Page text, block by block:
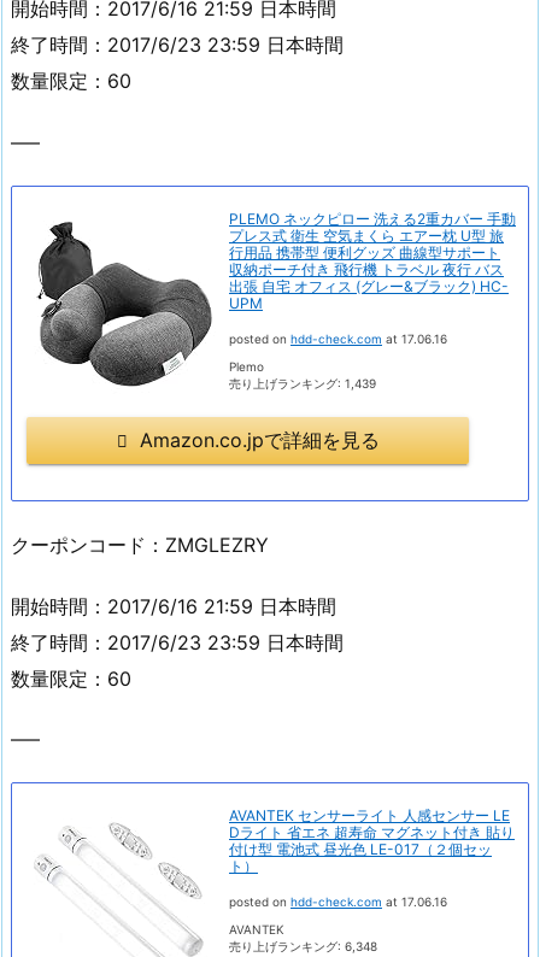
開始時間：2017/6/16 21:59 日本時間
終了時間：2017/6/23 23:59 日本時間
数量限定：60
—–
PLEMO ネックピロー 洗える2重カバー 手動
プレス式 衛生 空気まくら エアー枕 U型 旅
行用品 携帯型 便利グッズ 曲線型サポート
収納ポーチ付き 飛行機 トラベル 夜行 バス
出張 自宅 オフィス (グレー&ブラック) HC-
UPM
posted on hdd-check.com at 17.06.16
Plemo
売り上げランキング: 1,439
Amazon.co.jpで詳細を見る
クーポンコード：ZMGLEZRY
開始時間：2017/6/16 21:59 日本時間
終了時間：2017/6/23 23:59 日本時間
数量限定：60
—–
AVANTEK センサーライト 人感センサー LE
Dライト 省エネ 超寿命 マグネット付き 貼り
付け型 電池式 昼光色 LE-017（２個セッ
ト）
posted on hdd-check.com at 17.06.16
AVANTEK
売り上げランキング: 6,348